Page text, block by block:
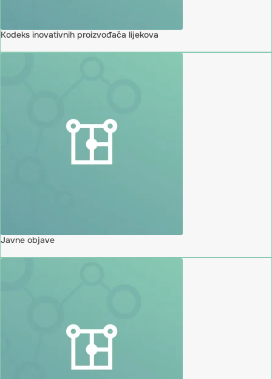
Kodeks inovativnih proizvođača lijekova
Javne objave